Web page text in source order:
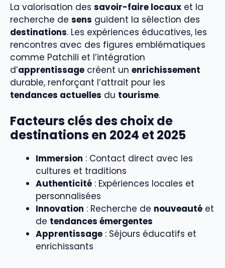
La valorisation des savoir-faire locaux et la
recherche de sens guident la sélection des
destinations. Les expériences éducatives, les
rencontres avec des figures emblématiques
comme Patchili et l’intégration
d’apprentissage créent un enrichissement
durable, renforçant l’attrait pour les
tendances actuelles du tourisme.
Facteurs clés des choix de
destinations en 2024 et 2025
Immersion : Contact direct avec les
cultures et traditions
Authenticité : Expériences locales et
personnalisées
Innovation : Recherche de nouveauté et
de tendances émergentes
Apprentissage : Séjours éducatifs et
enrichissants